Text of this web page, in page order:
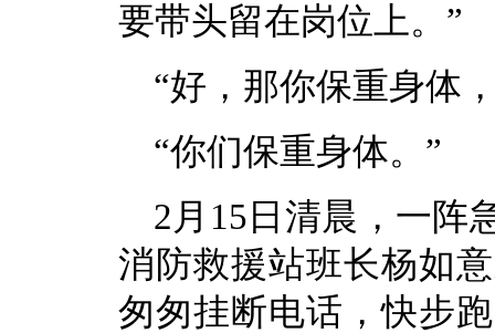
要带头留在岗位上。”
“好，那你保重身体
“你们保重身体。”
2月15日清晨，一阵
消防救援站班长杨如
匆匆挂断电话，快步